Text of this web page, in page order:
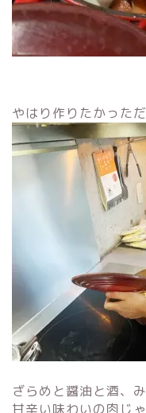
やはり作りたかった
ざらめと醤油と酒、み
甘辛い味わいの肉じ